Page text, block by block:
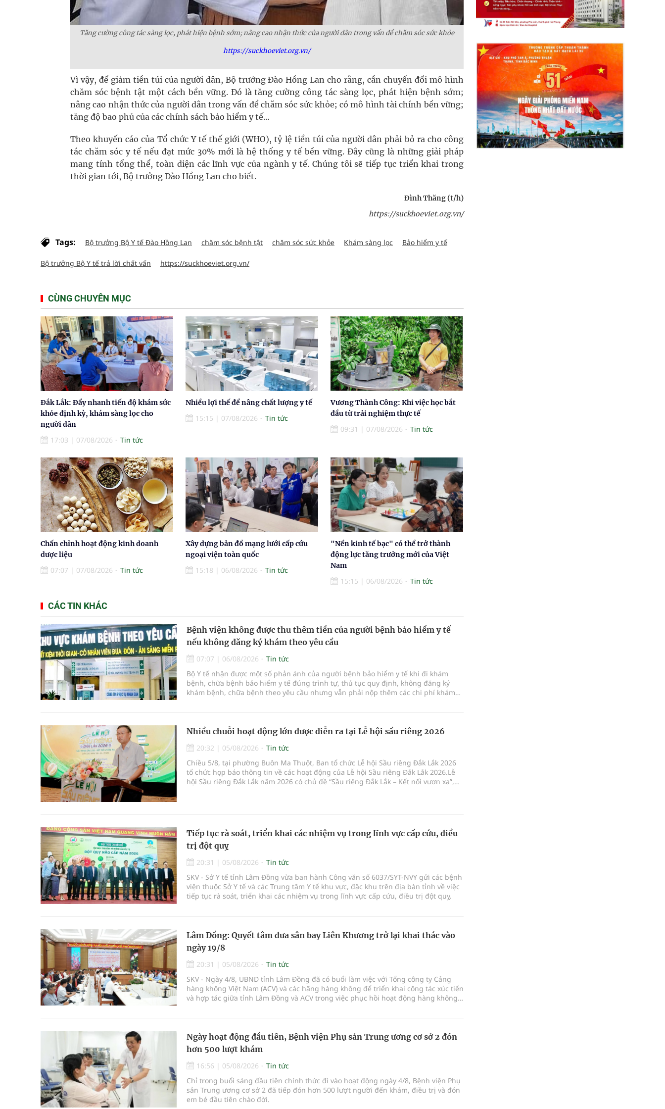
Tăng cường công tác sàng lọc, phát hiện bệnh sớm; nâng cao nhận thức của người dân trong vấn đề chăm sóc sức khỏe
https://suckhoeviet.org.vn/
Vì vậy, để giảm tiền túi của người dân, Bộ trưởng Đào Hồng Lan cho rằng, cần chuyển đổi mô hình
chăm sóc bệnh tật một cách bền vững. Đó là tăng cường công tác sàng lọc, phát hiện bệnh sớm;
nâng cao nhận thức của người dân trong vấn đề chăm sóc sức khỏe; có mô hình tài chính bền vững;
tăng độ bao phủ của các chính sách bảo hiểm y tế…
Theo khuyến cáo của Tổ chức Y tế thế giới (WHO), tỷ lệ tiền túi của người dân phải bỏ ra cho công
tác chăm sóc y tế nếu đạt mức 30% mới là hệ thống y tế bền vững. Đây cũng là những giải pháp
mang tính tổng thể, toàn diện các lĩnh vực của ngành y tế. Chúng tôi sẽ tiếp tục triển khai trong
thời gian tới, Bộ trưởng Đào Hồng Lan cho biết.
Đình Thăng (t/h)
https://suckhoeviet.org.vn/
Tags: Bộ trưởng Bộ Y tế Đào Hồng Lan chăm sóc bệnh tật chăm sóc sức khỏe Khám sàng lọc Bảo hiểm y tế
Bộ trưởng Bộ Y tế trả lời chất vấn https://suckhoeviet.org.vn/
CÙNG CHUYÊN MỤC
Đắk Lắk: Đẩy nhanh tiến độ khám sức
khỏe định kỳ, khám sàng lọc cho
người dân
17:03 | 07/08/2026 Tin tức
Nhiều lợi thế để nâng chất lượng y tế
15:15 | 07/08/2026 Tin tức
Vương Thành Công: Khi việc học bắt
đầu từ trải nghiệm thực tế
09:31 | 07/08/2026 Tin tức
Chấn chỉnh hoạt động kinh doanh
dược liệu
07:07 | 07/08/2026 Tin tức
Xây dựng bản đồ mạng lưới cấp cứu
ngoại viện toàn quốc
15:18 | 06/08/2026 Tin tức
"Nền kinh tế bạc" có thể trở thành
động lực tăng trưởng mới của Việt
Nam
15:15 | 06/08/2026 Tin tức
CÁC TIN KHÁC
Bệnh viện không được thu thêm tiền của người bệnh bảo hiểm y tế
nếu không đăng ký khám theo yêu cầu
07:07 | 06/08/2026
Tin tức
Bộ Y tế nhận được một số phản ánh của người bệnh bảo hiểm y tế khi đi khám
bệnh, chữa bệnh bảo hiểm y tế đúng trình tự, thủ tục quy định, không đăng ký
khám bệnh, chữa bệnh theo yêu cầu nhưng vẫn phải nộp thêm các chi phí khám
Nhiều chuỗi hoạt động lớn được diễn ra tại Lễ hội sầu riêng 2026
20:32 | 05/08/2026
Tin tức
Chiều 5/8, tại phường Buôn Ma Thuột, Ban tổ chức Lễ hội Sầu riêng Đắk Lắk 2026
tổ chức họp báo thông tin về các hoạt động của Lễ hội Sầu riêng Đắk Lắk 2026.Lễ
hội Sầu riêng Đắk Lắk năm 2026 có chủ đề “Sầu riêng Đắk Lắk – Kết nối vươn xa”,
Tiếp tục rà soát, triển khai các nhiệm vụ trong lĩnh vực cấp cứu, điều
trị đột quỵ
20:31 | 05/08/2026
Tin tức
SKV - Sở Y tế tỉnh Lâm Đồng vừa ban hành Công văn số 6037/SYT-NVY gửi các bệnh
viện thuộc Sở Y tế và các Trung tâm Y tế khu vực, đặc khu trên địa bàn tỉnh về việc
tiếp tục rà soát, triển khai các nhiệm vụ trong lĩnh vực cấp cứu, điều trị đột quỵ.
Lâm Đồng: Quyết tâm đưa sân bay Liên Khương trở lại khai thác vào
ngày 19/8
20:31 | 05/08/2026
Tin tức
SKV - Ngày 4/8, UBND tỉnh Lâm Đồng đã có buổi làm việc với Tổng công ty Cảng
hàng không Việt Nam (ACV) và các hãng hàng không để triển khai công tác xúc tiến
và hợp tác giữa tỉnh Lâm Đồng và ACV trong việc phục hồi hoạt động hàng không,
Ngày hoạt động đầu tiên, Bệnh viện Phụ sản Trung ương cơ sở 2 đón
hơn 500 lượt khám
16:56 | 05/08/2026
Tin tức
Chỉ trong buổi sáng đầu tiên chính thức đi vào hoạt động ngày 4/8, Bệnh viện Phụ
sản Trung ương cơ sở 2 đã tiếp đón hơn 500 lượt người đến khám, điều trị và đón
em bé đầu tiên chào đời.